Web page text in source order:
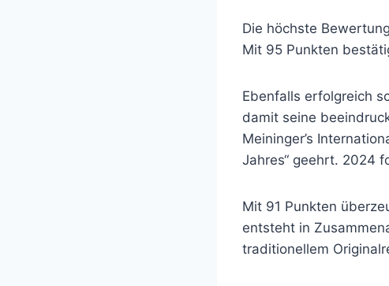
Die höchste
Mit 95 Punkten
Ebenfalls erfolgreich
damit seine
Meininger’s
Jahres“ geehrt. 2024
Mit 91 Punkten
entsteht in
traditionellem